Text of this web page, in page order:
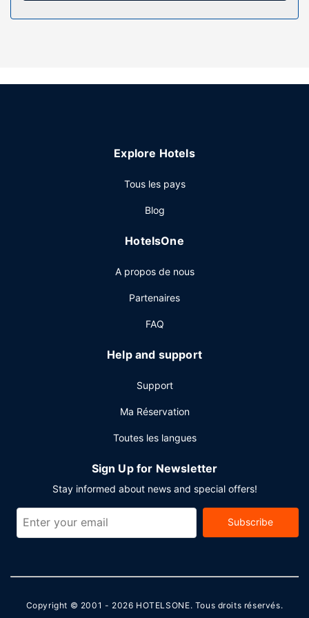
centre de fitness, ou admirez la vue qui vous est offerte
Pendant votre séjour, laissez-vous tenter par les saveurs
salon. Si vous préférez rester tranquille devant votre série
disposition. Un petit déjeuner buffet est servi tous les jours
Les équipements et services proposés incluent des
journaux gratuits dans le hall, un personnel polyglotte et
réunions pouvant accueillir toutes sortes d'événements. En
échange d'un supplément, l'hébergement propose une
payant sans service de voiturier se trouve dans l'enceinte
Explore Hotels
Tous les pays
Blog
HotelsOne
A propos de nous
Partenaires
FAQ
Help and support
Support
Ma Réservation
Toutes les langues
Sign Up for Newsletter
Stay informed about news and special offers!
Subscribe
Copyright © 2001 - 2026 HOTELSONE. Tous droits réservés.